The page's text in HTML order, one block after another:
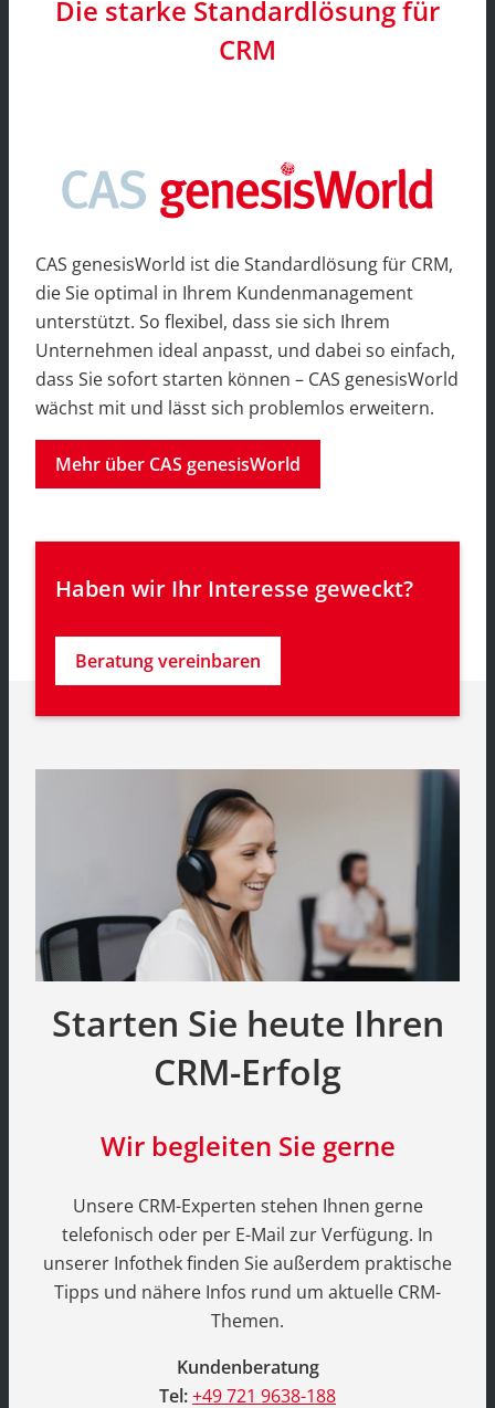
Die starke Standardlösung für
CRM
CAS genesisWorld ist die Standardlösung für CRM,
die Sie optimal in Ihrem Kundenmanagement
unterstützt. So flexibel, dass sie sich Ihrem
Unternehmen ideal anpasst, und dabei so einfach,
dass Sie sofort starten können – CAS genesisWorld
wächst mit und lässt sich problemlos erweitern.
Mehr über CAS genesisWorld
Haben wir Ihr Interesse geweckt?
Beratung vereinbaren
Starten Sie heute Ihren
CRM-Erfolg
Wir begleiten Sie gerne
Unsere CRM-Experten stehen Ihnen gerne
telefonisch oder per E-Mail zur Verfügung. In
unserer Infothek finden Sie außerdem praktische
Tipps und nähere Infos rund um aktuelle CRM-
Themen.
Kundenberatung
Tel:+49 721 9638-188